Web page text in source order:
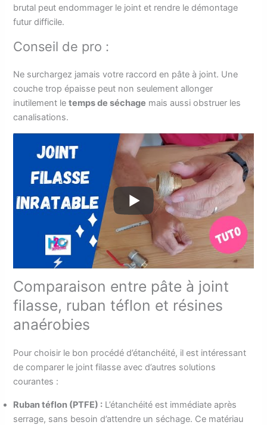
brutal peut endommager le joint et rendre le démontage
futur difficile.
Conseil de pro :
Ne surchargez jamais votre raccord en pâte à joint. Une
couche trop épaisse peut non seulement allonger
inutilement letemps de séchage mais aussi obstruer les
canalisations.
Comparaison entre pâte à joint
filasse, ruban téflon et résines
anaérobies
Pour choisir le bon procédé d’étanchéité, il est intéressant
de comparer le joint filasse avec d’autres solutions
courantes :
Ruban téflon (PTFE) : L’étanchéité est immédiate après
serrage, sans besoin d’attendre un séchage. Ce matériau